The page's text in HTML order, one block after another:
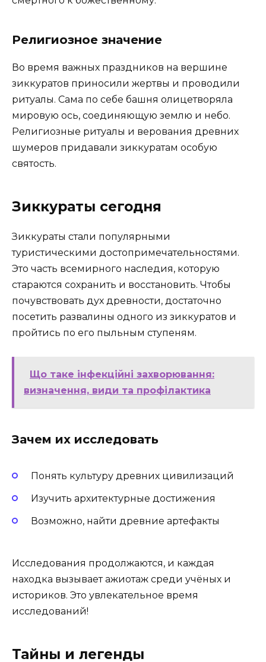
Религиозное значение
Во время важных праздников на вершине
зиккуратов приносили жертвы и проводили
ритуалы. Сама по себе башня олицетворяла
мировую ось, соединяющую землю и небо.
Религиозные ритуалы и верования древних
шумеров придавали зиккуратам особую
святость.
Зиккураты сегодня
Зиккураты стали популярными
туристическими достопримечательностями.
Это часть всемирного наследия, которую
стараются сохранить и восстановить. Чтобы
почувствовать дух древности, достаточно
посетить развалины одного из зиккуратов и
пройтись по его пыльным ступеням.
Що таке інфекційні захворювання:
визначення, види та профілактика
Зачем их исследовать
Понять культуру древних цивилизаций
Изучить архитектурные достижения
Возможно, найти древние артефакты
Исследования продолжаются, и каждая
находка вызывает ажиотаж среди учёных и
историков. Это увлекательное время
исследований!
Тайны и легенды